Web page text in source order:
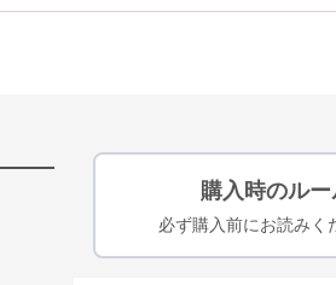
購入時のルー
必ず購入前にお読みく